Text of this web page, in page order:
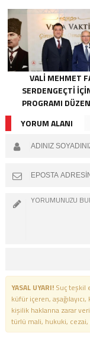
VALI MEHMET
SERDENGEÇTI
PROGRAMI
YORUM ALANI
YASAL UYARI!Suç teşkil
küfür içeren,
kişilik haklarına zarar
türlü mali, hukuki,